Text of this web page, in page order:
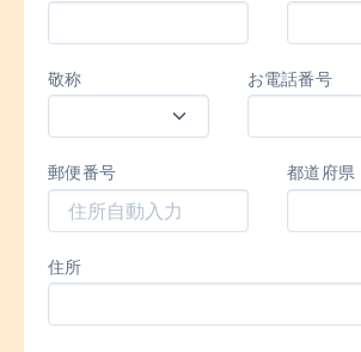
敬称 お電話番号
郵便番号 都道府県
住所